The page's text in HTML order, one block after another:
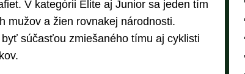
V kategórii Elite aj Junior sa jeden tím
mužov a žien rovnakej národnosti.
súčasťou zmiešaného tímu aj cyklisti